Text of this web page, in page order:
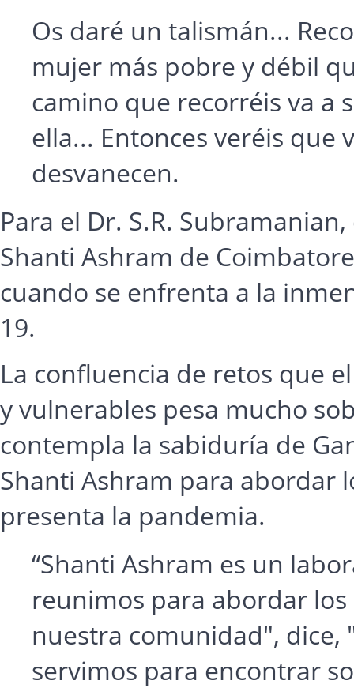
Os daré un talismán...
mujer más pobre y débil
camino que recorréis va a
ella... Entonces veréis que
desvanecen.
Para el Dr. S.R.
Shanti Ashram de
cuando se enfrenta a la
19.
La confluencia de retos que
y vulnerables pesa mucho
contempla la sabiduría de
Shanti Ashram para abordar
presenta la pandemia.
“Shanti Ashram es un
reunimos para abordar
nuestra comunidad", dice,
servimos para encontrar